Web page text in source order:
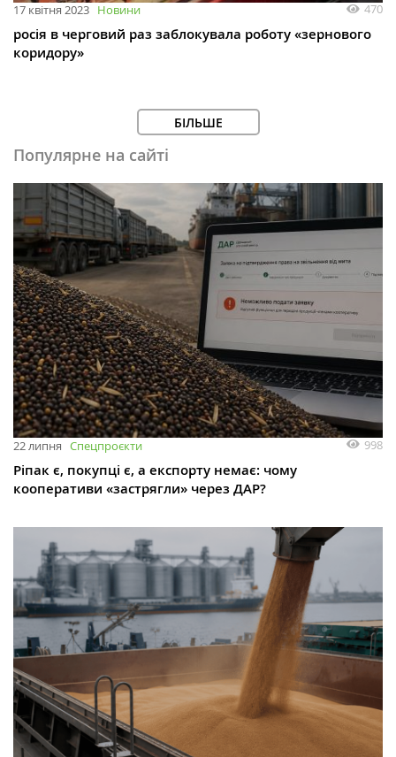
17 квітня 2023 Новини 470
росія в черговий раз заблокувала роботу «зернового
коридору»
БІЛЬШЕ
Популярне на сайті
22 липня Спецпроєкти 998
Ріпак є, покупці є, а експорту немає: чому
кооперативи «застрягли» через ДАР?